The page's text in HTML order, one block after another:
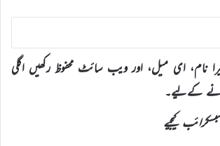
نام، ای میل، اور ویب سائٹ محفوظ رکھیں اگلی
کےلیے۔
کیجیے